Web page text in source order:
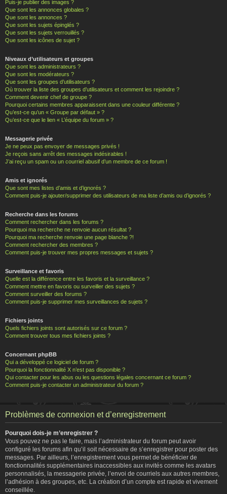
Puis-je publier des images ?
Que sont les annonces globales ?
Que sont les annonces ?
Que sont les sujets épinglés ?
Que sont les sujets verrouillés ?
Que sont les icônes de sujet ?
Niveaux d’utilisateurs et groupes
Que sont les administrateurs ?
Que sont les modérateurs ?
Que sont les groupes d’utilisateurs ?
Où trouver la liste des groupes d’utilisateurs et comment les rejoindre ?
Comment devenir chef de groupe ?
Pourquoi certains membres apparaissent dans une couleur différente ?
Qu’est-ce qu’un « Groupe par défaut » ?
Qu’est-ce que le lien « L’équipe du forum » ?
Messagerie privée
Je ne peux pas envoyer de messages privés !
Je reçois sans arrêt des messages indésirables !
J’ai reçu un spam ou un courriel abusif d’un membre de ce forum !
Amis et ignorés
Que sont mes listes d’amis et d’ignorés ?
Comment puis-je ajouter/supprimer des utilisateurs de ma liste d’amis ou d’ignorés ?
Recherche dans les forums
Comment rechercher dans les forums ?
Pourquoi ma recherche ne renvoie aucun résultat ?
Pourquoi ma recherche renvoie une page blanche ?!
Comment rechercher des membres ?
Comment puis-je trouver mes propres messages et sujets ?
Surveillance et favoris
Quelle est la différence entre les favoris et la surveillance ?
Comment mettre en favoris ou surveiller des sujets ?
Comment surveiller des forums ?
Comment puis-je supprimer mes surveillances de sujets ?
Fichiers joints
Quels fichiers joints sont autorisés sur ce forum ?
Comment trouver tous mes fichiers joints ?
Concernant phpBB
Qui a développé ce logiciel de forum ?
Pourquoi la fonctionnalité X n’est pas disponible ?
Qui contacter pour les abus ou les questions légales concernant ce forum ?
Comment puis-je contacter un administrateur du forum ?
Problèmes de connexion et d’enregistrement
Pourquoi dois-je m’enregistrer ?
Vous pouvez ne pas le faire, mais l’administrateur du forum peut avoir
configuré les forums afin qu’il soit nécessaire de s’enregistrer pour poster des
messages. Par ailleurs, l’enregistrement vous permet de bénéficier de
fonctionnalités supplémentaires inaccessibles aux invités comme les avatars
personnalisés, la messagerie privée, l’envoi de courriels aux autres membres,
l’adhésion à des groupes, etc. La création d’un compte est rapide et vivement
conseillée.